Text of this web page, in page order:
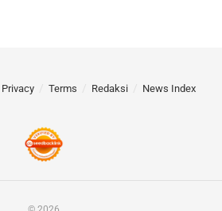
Privacy Terms Redaksi News Index